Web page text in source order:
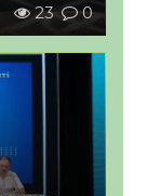
23 0